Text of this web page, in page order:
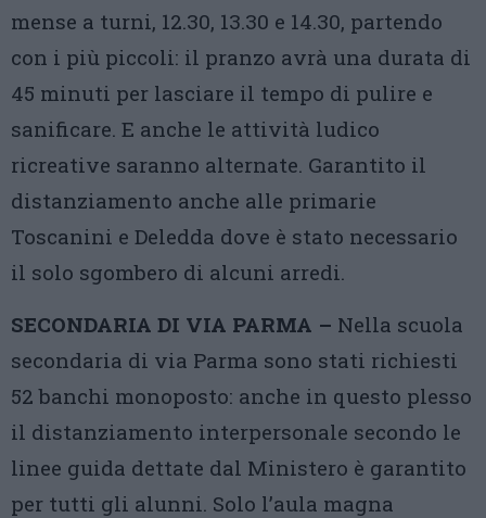
mense a turni, 12.30, 13.30 e 14.30, partendo
con i più piccoli: il pranzo avrà una durata di
45 minuti per lasciare il tempo di pulire e
sanificare. E anche le attività ludico
ricreative saranno alternate. Garantito il
distanziamento anche alle primarie
Toscanini e Deledda dove è stato necessario
il solo sgombero di alcuni arredi.
SECONDARIA DI VIA PARMA – Nella scuola
secondaria di via Parma sono stati richiesti
52 banchi monoposto: anche in questo plesso
il distanziamento interpersonale secondo le
linee guida dettate dal Ministero è garantito
per tutti gli alunni. Solo l’aula magna